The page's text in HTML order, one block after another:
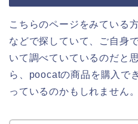
こちらのページをみている
などで探していて、ご自身
いて調べていているのだと
ら、poocatの商品を購入で
っているのかもしれません